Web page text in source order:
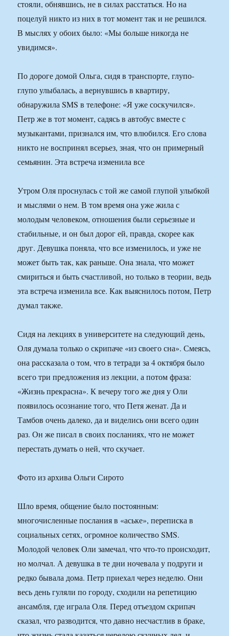
стояли, обнявшись, не в силах расстаться. Но на
поцелуй никто из них в тот момент так и не решился.
В мыслях у обоих было: «Мы больше никогда не
увидимся».
По дороге домой Ольга, сидя в транспорте, глупо-
глупо улыбалась, а вернувшись в квартиру,
обнаружила SMS в телефоне: «Я уже соскучился».
Петр же в тот момент, садясь в автобус вместе с
музыкантами, признался им, что влюбился. Его слова
никто не воспринял всерьез, зная, что он примерный
семьянин. Эта встреча изменила все
Утром Оля проснулась с той же самой глупой улыбкой
и мыслями о нем. В том время она уже жила с
молодым человеком, отношения были серьезные и
стабильные, и он был дорог ей, правда, скорее как
друг. Девушка поняла, что все изменилось, и уже не
может быть так, как раньше. Она знала, что может
смириться и быть счастливой, но только в теории, ведь
эта встреча изменила все. Как выяснилось потом, Петр
думал также.
Сидя на лекциях в университете на следующий день,
Оля думала только о скрипаче «из своего сна». Смеясь,
она рассказала о том, что в тетради за 4 октября было
всего три предложения из лекции, а потом фраза:
«Жизнь прекрасна». К вечеру того же дня у Оли
появилось осознание того, что Петя женат. Да и
Тамбов очень далеко, да и виделись они всего один
раз. Он же писал в своих посланиях, что не может
перестать думать о ней, что скучает.
Фото из архива Ольги Сирото
Шло время, общение было постоянным:
многочисленные послания в «аське», переписка в
социальных сетях, огромное количество SMS.
Молодой человек Оли замечал, что что-то происходит,
но молчал. А девушка в те дни ночевала у подруги и
редко бывала дома. Петр приехал через неделю. Они
весь день гуляли по городу, сходили на репетицию
ансамбля, где играла Оля. Перед отъездом скрипач
сказал, что разводится, что давно несчастлив в браке,